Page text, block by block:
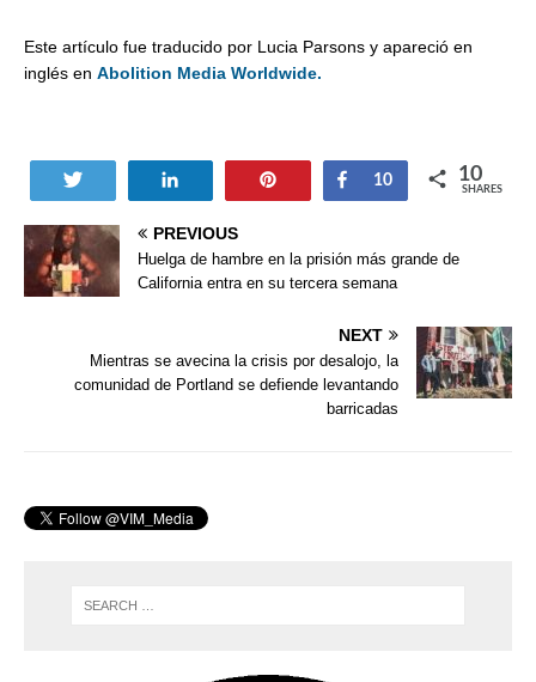
Este artículo fue traducido por Lucia Parsons y apareció en
inglés en Abolition Media Worldwide.
Share
10 10
SHARES
PREVIOUS
Huelga de hambre en la prisión más grande de
California entra en su tercera semana
NEXT
Mientras se avecina la crisis por desalojo, la
comunidad de Portland se defiende levantando
barricadas